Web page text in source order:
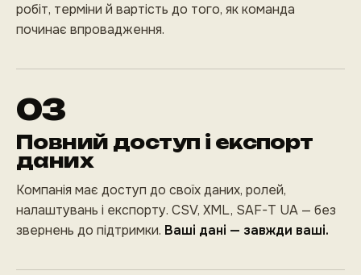
робіт, терміни й вартість до того, як команда
починає впровадження.
03
Повний доступ і експорт
даних
Компанія має доступ до своїх даних, ролей,
налаштувань і експорту. CSV, XML, SAF-T UA — без
звернень до підтримки. Ваші дані — завжди ваші.